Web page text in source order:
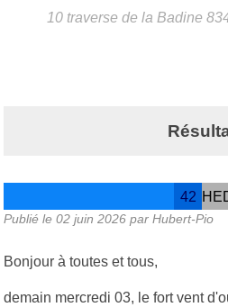
10 traverse de la Badine
42
Publié le 02 juin 2026 par Hubert-Pio
Bonjour à toutes et tous,
demain mercredi 03, le fort vent